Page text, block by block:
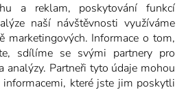
a reklam, poskytování funkcí
naší návštěvnosti využíváme
marketingových. Informace o tom,
sdílíme se svými partnery pro
analýzy. Partneři tyto údaje mohou
které jste jim poskytli